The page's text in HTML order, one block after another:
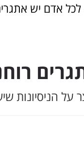
לכל אדם יש
הניסיונות